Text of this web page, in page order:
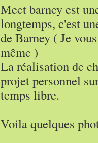
Meet barney est
longtemps, c'est
de Barney ( Je
même )
La réalisation de
projet personnel
temps libre.
Voila quelques